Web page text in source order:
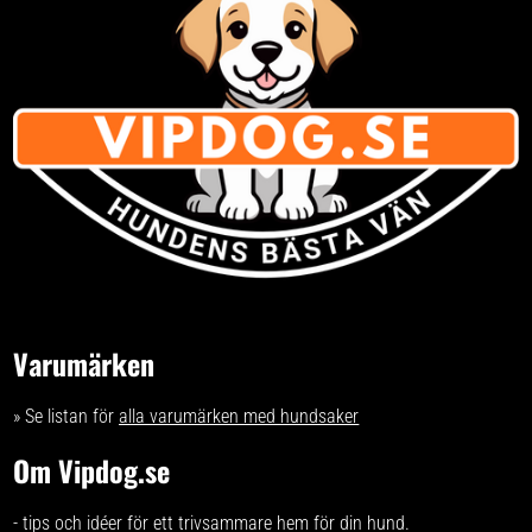
Varumärken
» Se listan föralla varumärken med hundsaker
Om Vipdog.se
- tips och idéer för ett trivsammare hem för din hund.